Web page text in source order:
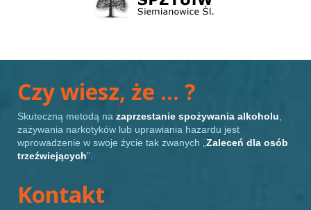
Czy wiesz, że … ?
Skuteczną metodą na zaprzestanie spożywania alkoholu
zażywania narkotyków lub uprawiania hazardu jest
wprowadzenie w swoje życie tak zwanych „ Zaleceń dla osób
trzeźwiejących”.
Kontakt